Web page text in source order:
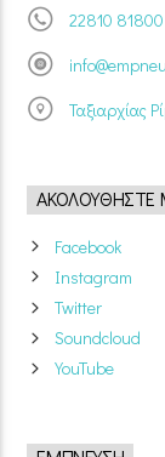
22810 81800
Ταξιαρχίας
ΑΚΟΛΟΥΘΉΣΤΕ
Facebook
Instagram
Twitter
Soundcloud
YouTube